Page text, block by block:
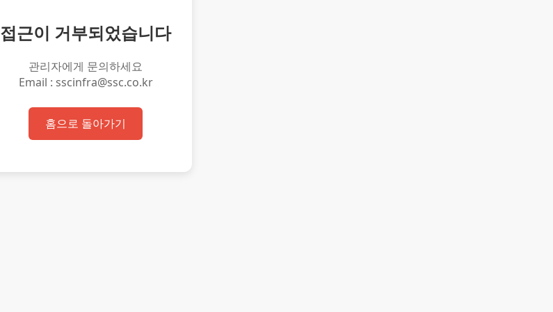
접근이 거부되었습니다
관리자에게 문의하세요
Email : sscinfra@ssc.co.kr
홈으로 돌아가기